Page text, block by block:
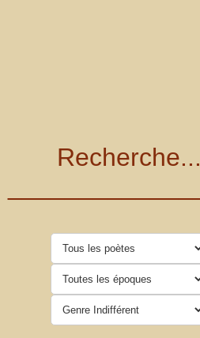
Recherche...